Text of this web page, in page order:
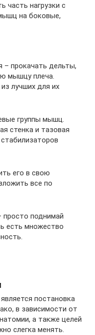
часть нагрузки с
на боковые,
– прокачать дельты,
мышцу плеча.
лучших для их
группы мышц.
стенка и тазовая
его в свою
все по
просто поднимай
есть множество
постановка
в зависимости от
а также целей
слегка менять.